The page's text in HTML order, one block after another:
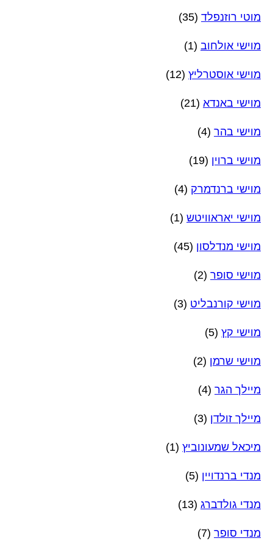
מוטי רוזנפלד (35)
מוישי אולחוב (1)
מוישי אוסטרליץ (12)
מוישי באנדא (21)
מוישי בהר (4)
מוישי ברוין (19)
מוישי ברנדמרק (4)
מוישי יאראוויטש (1)
מוישי מנדלסון (45)
מוישי סופר (2)
מוישי קורנבליט (3)
מוישי קץ (5)
מוישי שרמן (2)
מיילך הגר (4)
מיילך זולדן (3)
מיכאל שמעונוביץ (1)
מנדי ברנדויין (5)
מנדי גולדברג (13)
מנדי סופר (7)